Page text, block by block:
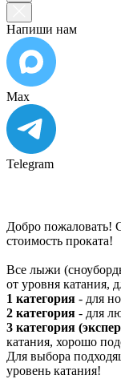
Напиши нам
Max
Telegram
Добро пожаловать!
стоимость проката!
Все лыжи
от уровня катания,
1 категория - для
2 категория - для
3 категория
катания, хорошо
Для выбора
уровень катания!